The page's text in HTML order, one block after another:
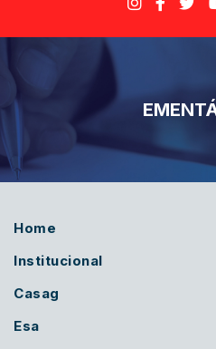
Home
Institucional
Casag
Esa